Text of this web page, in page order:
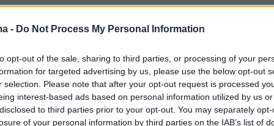
- Do Not Process My Personal Information
opt-out of the sale, sharing to third parties, or processing of your
for targeted advertising by us, please use the below opt-out
selection. Please note that after your opt-out request is processed
interest-based ads based on personal information utilized by us
to third parties prior to your opt-out. You may separately
of your personal information by third parties on the IAB’s list of
έως σήμερα δέκα νοσοκομειακά
Σλοβάκο ασθενή.
επίσης σήμα από τις τσεχικές αρχές
πρώτο ασθενή από αυτή τη χώρα,